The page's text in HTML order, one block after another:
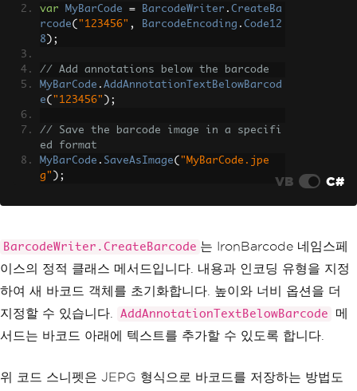
var
MyBarCode = BarcodeWriter . CreateBa
rcode( "123456" , BarcodeEncoding . Code12
8 );
// Add annotations below the barcode
MyBarCode . AddAnnotationTextBelowBarcod
e( "123456" );
// Save the barcode image in a specifi
ed format
MyBarCode . SaveAsImage( "MyBarCode.jpe
g" ); VB C#
BarcodeWriter.CreateBarcode 는 IronBarcode 네임스페
이스의 정적 클래스 메서드입니다. 내용과 인코딩 유형을 지정
하여 새 바코드 객체를 초기화합니다. 높이와 너비 옵션을 더
지정할 수 있습니다.
AddAnnotationTextBelowBarcode
메
서드는 바코드 아래에 텍스트를 추가할 수 있도록 합니다.
위 코드 스니펫은 JEPG 형식으로 바코드를 저장하는 방법도